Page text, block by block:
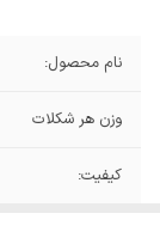
نام محصول:
وزن هر شکلات
کیفیت: